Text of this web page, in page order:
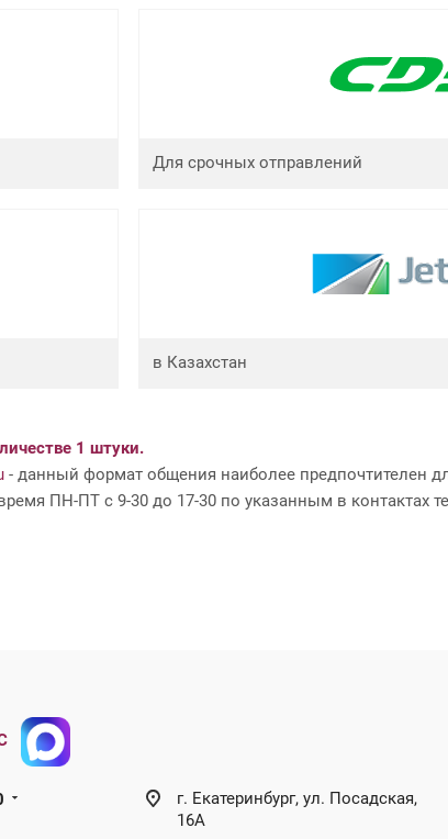
Для срочных отправлений
в Казахстан
1 штуки.
- данный формат общения наиболее предпочтителен
ПН-ПТ с 9-30 до 17-30 по указанным в контактах
г. Екатеринбург, ул. Посадская,
16А